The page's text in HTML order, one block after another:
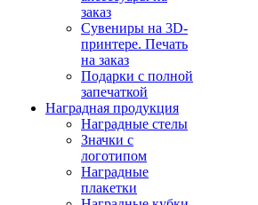
заказ
Сувениры на 3D-
принтере. Печать
на заказ
Подарки с полной
запечаткой
Наградная продукция
Наградные стелы
Значки с
логотипом
Наградные
плакетки